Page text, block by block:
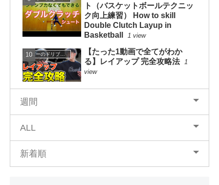
ト（バスケットボールテクニッ
ク向上練習） How to skill
Double Clutch Layup in
Basketball
1 view
コニーのドリブルスクール
【たった1動画で全てがわか
る】レイアップ 完全攻略法 1
view
週間
ALL
新着順